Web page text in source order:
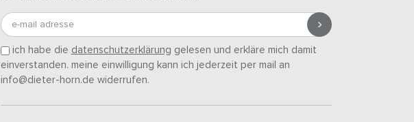
e-mail adresse
ich habe die datenschutzerklärung gelesen und erkläre mich damit
einverstanden. meine einwilligung kann ich jederzeit per mail an
info@dieter-horn.de widerrufen.